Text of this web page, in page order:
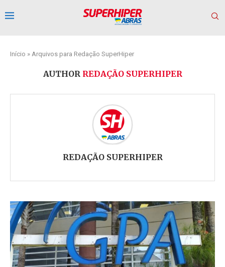
Início » Arquivos para Redação SuperHiper
AUTHOR REDAÇÃO SUPERHIPER
REDAÇÃO SUPERHIPER